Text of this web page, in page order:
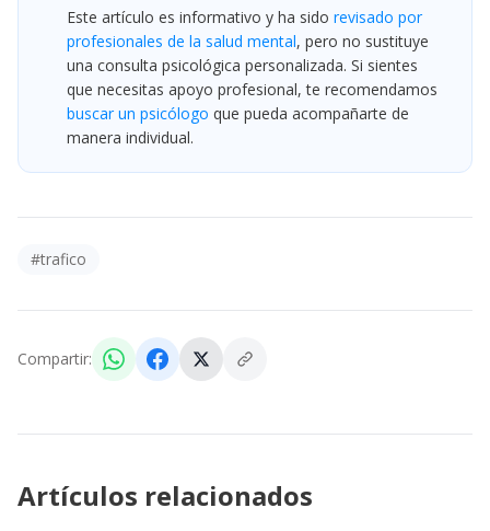
Este artículo es informativo y ha sido revisado por
profesionales de la salud mental, pero no sustituye
una consulta psicológica personalizada. Si sientes
que necesitas apoyo profesional, te recomendamos
buscar un psicólogo que pueda acompañarte de
manera individual.
#trafico
Compartir:
Artículos relacionados